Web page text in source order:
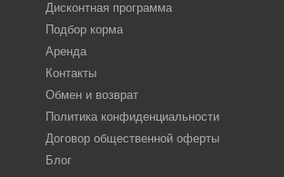
Дисконтная программа
Подбор корма
Аренда
Контакты
Обмен и возврат
Политика конфиденциальности
Договор общественной оферты
Блог